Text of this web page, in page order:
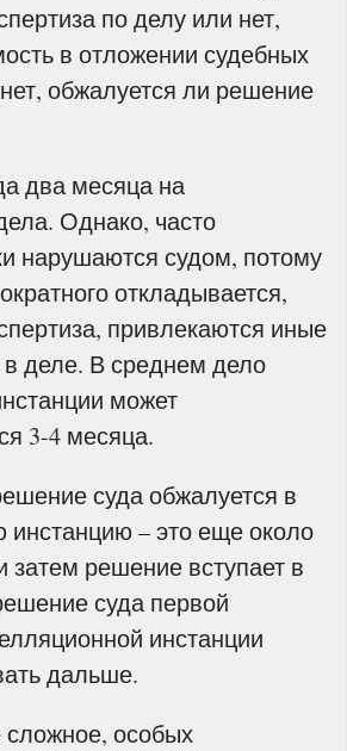
по делу или нет,
в отложении судебных
обжалуется ли решение
два месяца на
Однако, часто
нарушаются судом, потому
откладывается,
привлекаются иные
деле. В среднем дело
может
3-4 месяца.
суда обжалуется в
инстанцию – это еще около
затем решение вступает в
суда первой
инстанции
дальше.
особых